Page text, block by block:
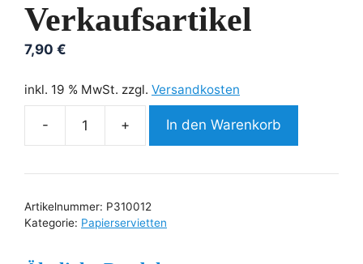
Verkaufsartikel
7,90 €
inkl. 19 % MwSt. zzgl. Versandkosten
Servietten
cm
40
In den Warenkorb
Artikelnummer: P310012
Kategorie: Papierservietten